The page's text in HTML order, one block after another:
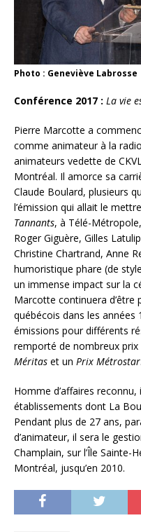
Photo : Geneviève Labrosse
Conférence 2017 : La vie
Pierre Marcotte a
comme animateur à la
animateurs vedette de
Montréal. Il amorce sa
Claude Boulard, plusieurs
l’émission qui allait le
Tannants, à Télé-
Roger Giguère, Gilles
Christine Chartrand, Anne
humoristique phare (de
un immense impact sur la
Marcotte continuera d’être
québécois dans les années
émissions pour différents
remporté de nombreux prix
Méritas et un Prix Métrostar.
Homme d’affaires
établissements dont La
Pendant plus de 27 ans,
d’animateur, il sera le
Champlain, sur l’Île Sainte-
Montréal, jusqu’en 2010.